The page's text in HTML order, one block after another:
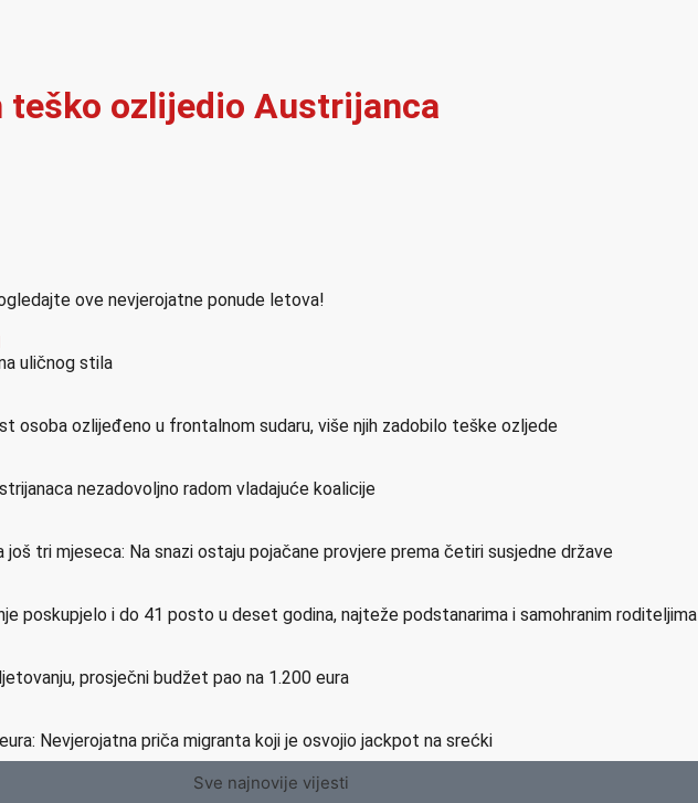
teško ozlijedio Austrijanca
ove nevjerojatne ponude letova!
uličnog stila
osoba ozlijeđeno u frontalnom sudaru, više njih zadobilo teške ozljede
nezadovoljno radom vladajuće koalicije
tri mjeseca: Na snazi ostaju pojačane provjere prema četiri susjedne države
poskupjelo i do 41 posto u deset godina, najteže podstanarima i samohranim roditeljima
prosječni budžet pao na 1.200 eura
Nevjerojatna priča migranta koji je osvojio jackpot na srećki
Sve najnovije vijesti